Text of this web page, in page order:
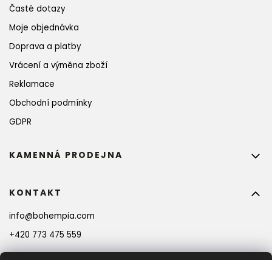
Časté dotazy
Moje objednávka
Doprava a platby
Vrácení a výměna zboží
Reklamace
Obchodní podmínky
GDPR
KONTAKT
info@bohempia.com
+420 773 475 559
KAMENNÁ PRODEJNA